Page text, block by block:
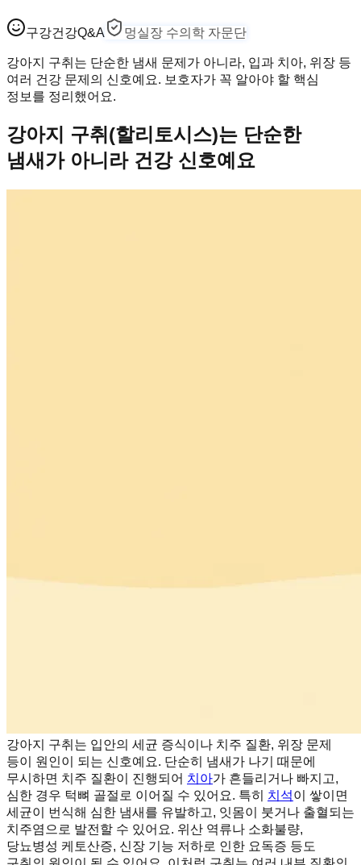
구강건강Q&A 멍실장 수의학 자문단
강아지 구취는 단순한 냄새 문제가 아니라, 입과 치아, 위장 등
여러 건강 문제의 신호예요. 보호자가 꼭 알아야 할 핵심
정보를 정리했어요.
강아지 구취(할리토시스)는 단순한
냄새가 아니라 건강 신호예요
강아지 구취는 입안의 세균 증식이나 치주 질환, 위장 문제
등이 원인이 되는 신호예요. 단순히 냄새가 나기 때문에
무시하면 치주 질환이 진행되어 치아가 흔들리거나 빠지고,
심한 경우 턱뼈 골절로 이어질 수 있어요. 특히 치석이 쌓이면
세균이 번식해 심한 냄새를 유발하고, 잇몸이 붓거나 출혈되는
치주염으로 발전할 수 있어요. 위산 역류나 소화불량,
당뇨병성 케토산증, 신장 기능 저하로 인한 요독증 등도